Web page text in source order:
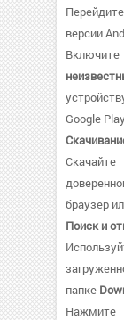
версии
Google
браузер
Поиск и
папке